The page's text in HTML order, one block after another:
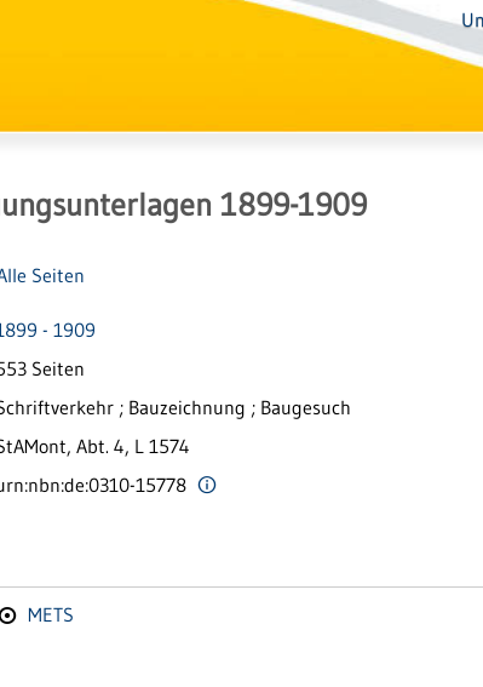
1899-1909
Seiten
- 1909
Seiten
; Bauzeichnung ; Baugesuch
Abt. 4, L 1574
15778
METS